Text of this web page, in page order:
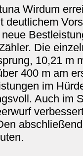
Wirdum
deutlichem
Die
10,21 m
400 m am
im
Auch im